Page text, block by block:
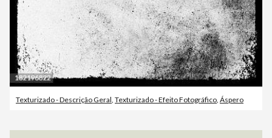
Texturizado - Descrição Geral, Texturizado - Efeito Fotográfico, Áspero